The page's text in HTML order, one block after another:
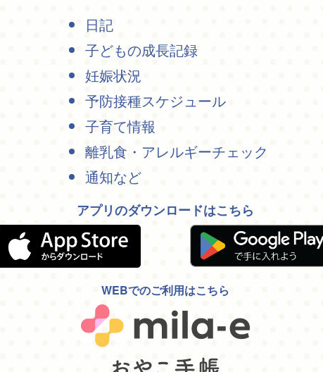
日記
子どもの成長記録
妊娠状況
予防接種スケジュール
子育て情報
離乳食・アレルギーチェック
通知など
アプリのダウンロードはこちら
WEBでのご利用はこちら